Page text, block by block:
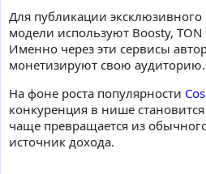
Для публикации эксклюзивного
модели используют Boosty, TON
Именно через эти сервисы
монетизируют свою аудиторию.
На фоне роста популярности
конкуренция в нише
чаще превращается из
источник дохода.